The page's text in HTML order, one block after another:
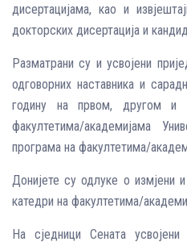
дисертацијама, као и
докторских дисертација и
Разматрани су и усвојени
одговорних наставника и
годину на првом, другом и
факултетима/академијама
програма на факултетима/
Донијете су одлуке о
катедри на факултетима/
На сједници Сената